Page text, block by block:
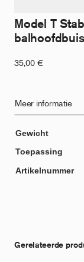
Model T
35,00 €
Meer informatie
Gewicht
Toepassing
Artikelnummer
Gerelateerde